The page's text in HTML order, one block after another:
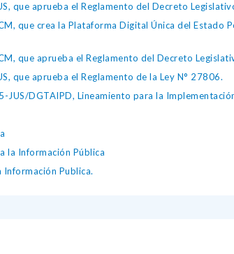
que aprueba el Reglamento del Decreto
que crea la Plataforma Digital Única del
que aprueba el Reglamento del Decreto
que aprueba el Reglamento de la Ley N° 27806.
DGTAIPD, Lineamiento para la
la Información Pública
Información Publica.